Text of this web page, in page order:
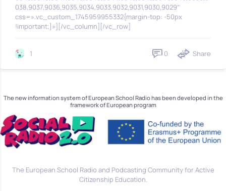
038,9037,9036,9035,9034,9033,9032,9031,9030,9029″
css=».vc_custom_1745959955332{margin-top: -50px
!important;}»][/vc_column][/vc_row]
1 0 Share
The new information system of European School Radio has been developed in the
framework of European program
The European School Radio and Podcasting Community for Active
Citizenship Education.